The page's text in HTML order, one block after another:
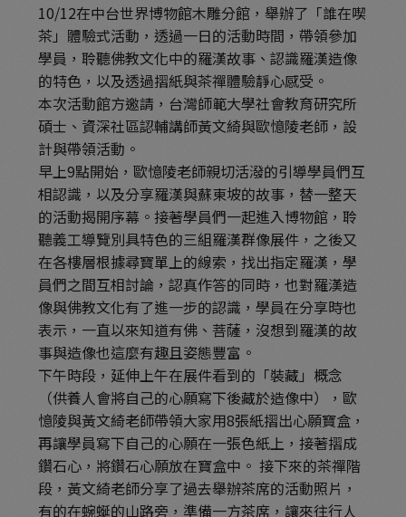
10/12在中台世界博物館木雕分館，舉辦了「誰在喫
茶」體驗式活動，透過一日的活動時間，帶領參加
學員，聆聽佛教文化中的羅漢故事、認識羅漢造像
的特色，以及透過摺紙與茶禪體驗靜心感受。
本次活動館方邀請，台灣師範大學社會教育研究所
碩士、資深社區認輔講師黃文綺與歐憶陵老師，設
計與帶領活動。
早上9點開始，歐憶陵老師親切活潑的引導學員們互
相認識，以及分享羅漢與蘇東坡的故事，替一整天
的活動揭開序幕。接著學員們一起進入博物館，聆
聽義工導覽別具特色的三組羅漢群像展件，之後又
在各樓層根據尋寶單上的線索，找出指定羅漢，學
員們之間互相討論，認真作答的同時，也對羅漢造
像與佛教文化有了進一步的認識，學員在分享時也
表示，一直以來知道有佛、菩薩，沒想到羅漢的故
事與造像也這麼有趣且姿態豐富。
下午時段，延伸上午在展件看到的「裝藏」概念
（供養人會將自己的心願寫下後藏於造像中），歐
憶陵與黃文綺老師帶領大家用8張紙摺出心願寶盒，
再讓學員寫下自己的心願在一張色紙上，接著摺成
鑽石心，將鑽石心願放在寶盒中。 接下來的茶禪階
段，黃文綺老師分享了過去舉辦茶席的活動照片，
有的在蜿蜒的山路旁，準備一方茶席，讓來往行人